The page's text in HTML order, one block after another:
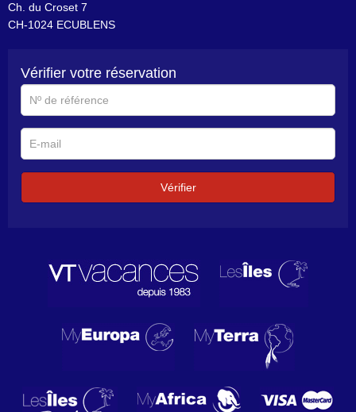
Ch. du Croset 7
CH-1024 ECUBLENS
Vérifier votre réservation
N°
de
référence
E-
mail
Vérifier